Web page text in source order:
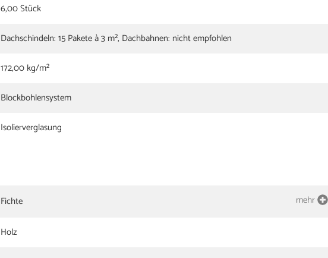
6,00 Stück
Dachschindeln: 15 Pakete à 3 m², Dachbahnen: nicht empfohlen
172,00 kg/m²
Blockbohlensystem
Isolierverglasung
Fichte mehr
Holz